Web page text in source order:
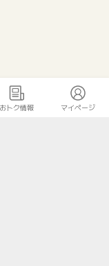
おトク情報 マイページ